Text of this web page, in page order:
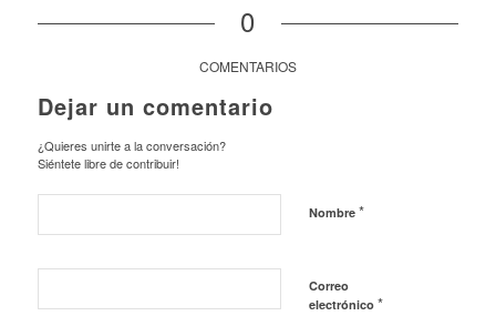
0
COMENTARIOS
Dejar un comentario
¿Quieres unirte a la conversación?
Siéntete libre de contribuir!
Nombre *
Correo
electrónico *